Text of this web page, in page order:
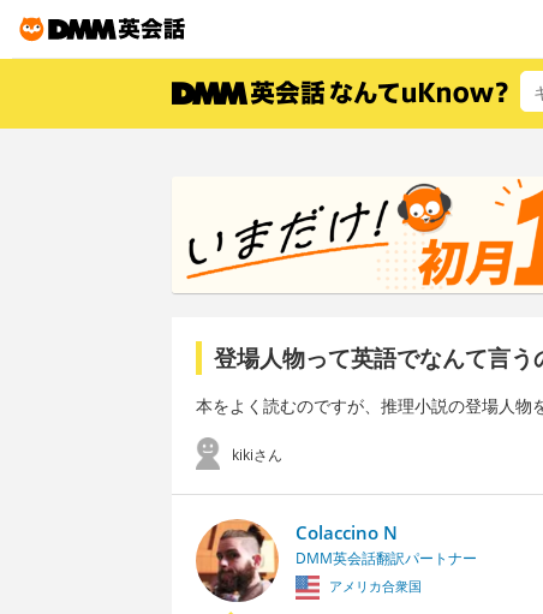
登場人物って英語でなんて言う
本をよく読むのですが、推理小説の登場人物
kikiさん
Colaccino N
DMM英会話翻訳パートナー
アメリカ合衆国